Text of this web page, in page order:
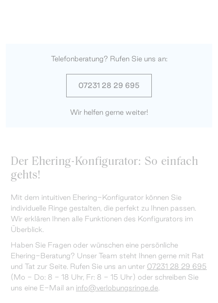
Telefonberatung? Rufen Sie uns an:
07231 28 29 695
Wir helfen gerne weiter!
Der Ehering-Konfigurator: So einfach
gehts!
Mit dem intuitiven Ehering-Konfigurator können Sie
individuelle Ringe gestalten, die perfekt zu Ihnen passen.
Wir erklären Ihnen alle Funktionen des Konfigurators im
Überblick.
Haben Sie Fragen oder wünschen eine persönliche
Ehering-Beratung? Unser Team steht Ihnen gerne mit Rat
und Tat zur Seite. Rufen Sie uns an unter 07231 28 29 695
(Mo - Do: 8 - 18 Uhr, Fr: 8 - 15 Uhr) oder schreiben Sie
uns eine E-Mail an info@verlobungsringe.de.